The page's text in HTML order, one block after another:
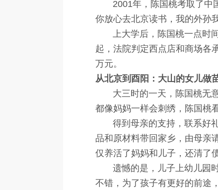
2001年，陈国桃考取了中国
你放心去北京读书，我的外孙
上大学后，陈国桃一点时间
起，法院判定西点店和商场各
万元。
从北京到酉阳：大山的女儿做
大三时的一天，陈国桃无意
都像妈妈一样会刺绣，陈国桃
得到母亲的支持，联系好礼
品和原材料带回家乡，由母亲
仅养活了妈妈和儿子，还清了
遗憾的是，儿子上幼儿园时
不错，为了孩子有更好的前途